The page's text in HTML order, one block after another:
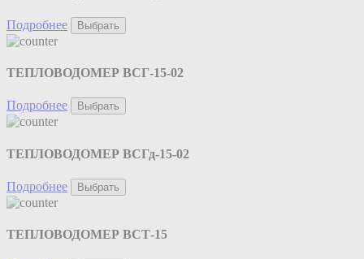
Подробнее Выбрать
ТЕПЛОВОДОМЕР ВСГ-15-02
Подробнее Выбрать
ТЕПЛОВОДОМЕР ВСГд-15-02
Подробнее Выбрать
ТЕПЛОВОДОМЕР ВСТ-15